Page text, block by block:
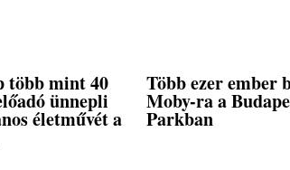
több mint 40
ünnepli
életművét a
Több ezer ember
Moby-ra a
Parkban